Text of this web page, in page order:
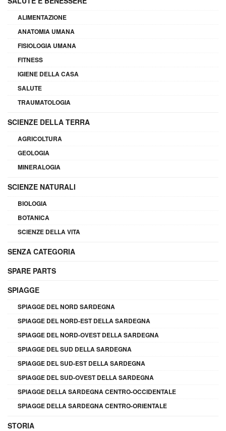
ALIMENTAZIONE
ANATOMIA UMANA
FISIOLOGIA UMANA
FITNESS
IGIENE DELLA CASA
SALUTE
TRAUMATOLOGIA
SCIENZE DELLA TERRA
AGRICOLTURA
GEOLOGIA
MINERALOGIA
SCIENZE NATURALI
BIOLOGIA
BOTANICA
SCIENZE DELLA VITA
SENZA CATEGORIA
SPARE PARTS
SPIAGGE
SPIAGGE DEL NORD SARDEGNA
SPIAGGE DEL NORD-EST DELLA SARDEGNA
SPIAGGE DEL NORD-OVEST DELLA SARDEGNA
SPIAGGE DEL SUD DELLA SARDEGNA
SPIAGGE DEL SUD-EST DELLA SARDEGNA
SPIAGGE DEL SUD-OVEST DELLA SARDEGNA
SPIAGGE DELLA SARDEGNA CENTRO-OCCIDENTALE
SPIAGGE DELLA SARDEGNA CENTRO-ORIENTALE
STORIA